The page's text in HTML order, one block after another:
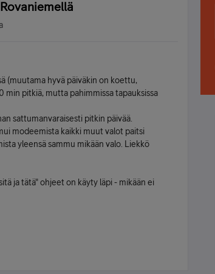
(muutama hyvä päiväkin on koettu,
min pitkiä, mutta pahimmissa tapauksissa
sattumanvaraisesti pitkin päivää.
modeemista kaikki muut valot paitsi
yleensä sammu mikään valo. Liekkö
ja tätä" ohjeet on käyty läpi - mikään ei